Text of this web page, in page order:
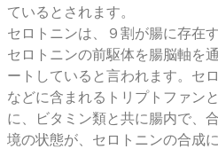
ているとされます。
セロトニンは、９割が腸に存在
セロトニンの前駆体を腸脳軸を
ートしていると言われます。セ
などに含まれるトリプトファン
に、ビタミン類と共に腸内で、
境の状態が、セロトニンの合成